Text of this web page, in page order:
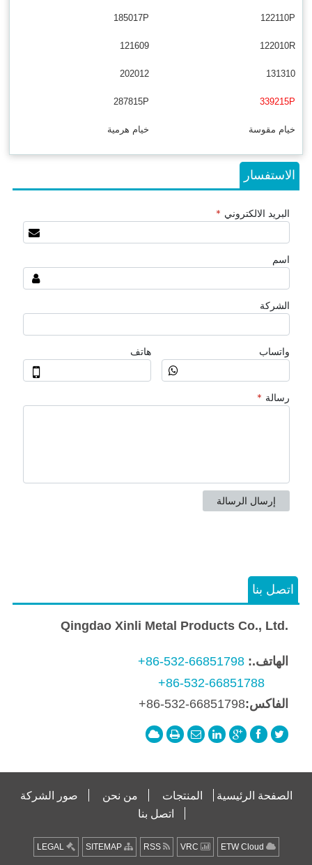
122110P
185017P
122010R
121609
131310
202012
339215P
287815P
خيام مقوسة خيام هرمية
الاستفسار
اتصل بنا
Qingdao Xinli Metal Products Co., Ltd.
الهاتف.: +86-532-66851798
+86-532-66851788
الفاكس:+86-532-66851798
الصفحة الرئيسية المنتجات من نحن
صور الشركة
اتصل بنا
RSS
SITEMAP